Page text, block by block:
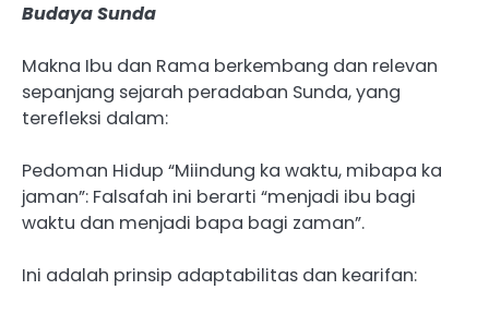
Budaya Sunda
Makna Ibu dan Rama berkembang dan relevan
sepanjang sejarah peradaban Sunda, yang
terefleksi dalam:
Pedoman Hidup “Miindung ka waktu, mibapa ka
jaman”: Falsafah ini berarti “menjadi ibu bagi
waktu dan menjadi bapa bagi zaman”.
Ini adalah prinsip adaptabilitas dan kearifan: